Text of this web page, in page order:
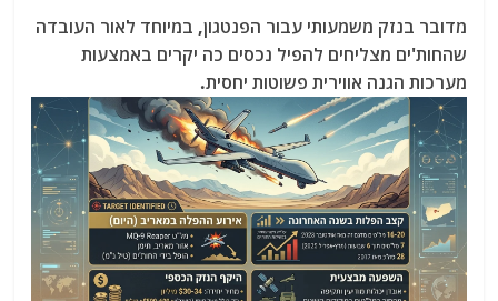
מדובר בנזק משמעותי עבור הפנטגון, במיוחד לאור העובדה
שהחות'ים מצליחים להפיל נכסים כה יקרים באמצעות
מערכות הגנה אווירית פשוטות יחסית.